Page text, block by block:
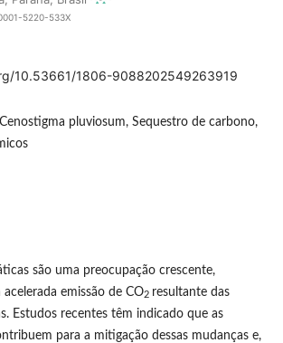
5220-533X
10.53661/1806-9088202549263919
Cenostigma pluviosum, Sequestro de carbono,
são uma preocupação crescente,
emissão de CO2 resultante das
Estudos recentes têm indicado que as
para a mitigação dessas mudanças e,